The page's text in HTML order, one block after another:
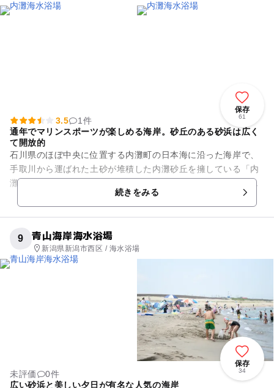
保存
61
3.5
1件
通年でマリンスポーツが楽しめる海岸。砂丘のある砂浜は広く
て開放的
石川県のほぼ中央に位置する内灘町の日本海に沿った海岸で、
手取川から運ばれた土砂が堆積した内灘砂丘を擁している「内
灘海岸」。風紋が現れる砂丘はもとより、海浜植物やシロチド
リなど豊かな自然環境にも恵...続きをみる
9 青山海岸海水浴場
新潟県新潟市西区 / 海水浴場
保存
34
未評価
0件
広い砂浜と美しい夕日が有名な人気の海岸